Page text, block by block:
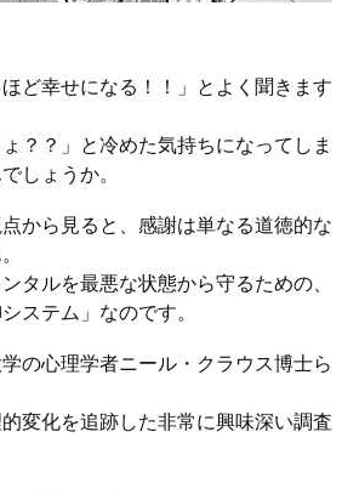
ほど幸せになる！！」とよく聞きます
？？」と冷めた気持ちになってしま
しょうか。
から見ると、感謝は単なる道徳的な
タルを最悪な状態から守るための、
ステム」なのです。
の心理学者ニール・クラウス博士ら
変化を追跡した非常に興味深い調査